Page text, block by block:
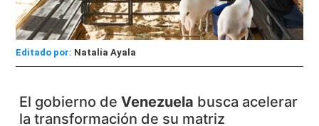
Editado por: Natalia Ayala
El gobierno deVenezuela busca acelerar
la transformación de su matriz